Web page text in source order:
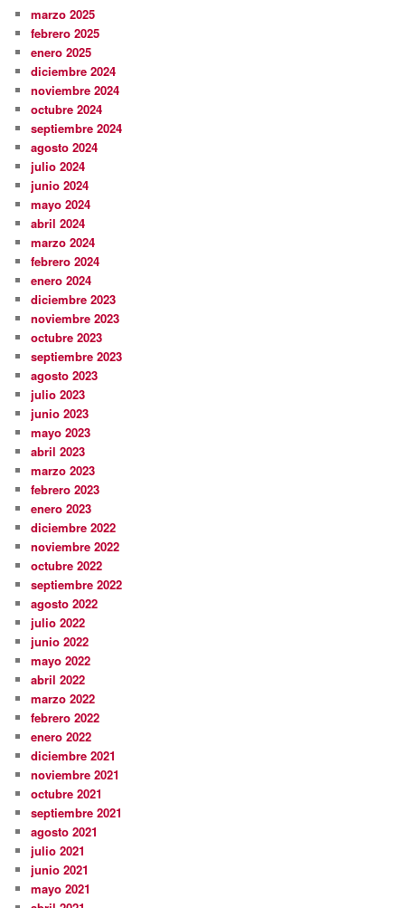
marzo 2025
febrero 2025
enero 2025
diciembre 2024
noviembre 2024
octubre 2024
septiembre 2024
agosto 2024
julio 2024
junio 2024
mayo 2024
abril 2024
marzo 2024
febrero 2024
enero 2024
diciembre 2023
noviembre 2023
octubre 2023
septiembre 2023
agosto 2023
julio 2023
junio 2023
mayo 2023
abril 2023
marzo 2023
febrero 2023
enero 2023
diciembre 2022
noviembre 2022
octubre 2022
septiembre 2022
agosto 2022
julio 2022
junio 2022
mayo 2022
abril 2022
marzo 2022
febrero 2022
enero 2022
diciembre 2021
noviembre 2021
octubre 2021
septiembre 2021
agosto 2021
julio 2021
junio 2021
mayo 2021